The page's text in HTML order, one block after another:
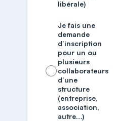
libérale)
Je fais une
demande
d’inscription
pour un ou
plusieurs
collaborateurs
d’une
structure
(entreprise,
association,
autre…)